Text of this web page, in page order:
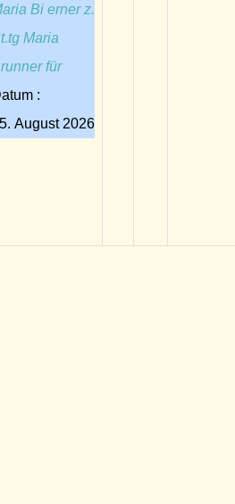
Bi erner z.
Maria
für
:
August 2026